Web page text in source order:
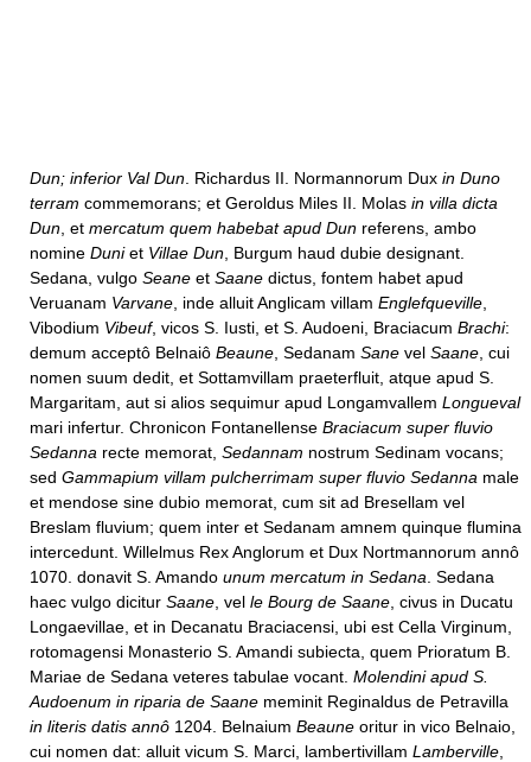
Dun; inferior Val Dun . Richardus II. Normannorum Dux in Duno
terram commemorans; et Geroldus Miles II. Molas in villa dicta
Dun , et mercatum quem habebat apud Dun referens, ambo
nomine Duniet Villae Dun , Burgum haud dubie designant.
Sedana, vulgo Seane et Saane dictus, fontem habet apud
Veruanam Varvane , inde alluit Anglicam villam Englefqueville
Vibodium Vibeuf, vicos S. Iusti, et S. Audoeni, Braciacum Brachi:
demum acceptô Belnaiô Beaune , Sedanam Sane vel Saane , cui
nomen suum dedit, et Sottamvillam praeterfluit, atque apud S.
Margaritam, aut si alios sequimur apud Longamvallem Longueval
mari infertur. Chronicon Fontanellense Braciacum super fluvio
Sedanna recte memorat, Sedannam nostrum Sedinam vocans;
sed Gammapium villam pulcherrimam super fluvio Sedanna male
et mendose sine dubio memorat, cum sit ad Bresellam vel
Breslam fluvium; quem inter et Sedanam amnem quinque flumina
intercedunt. Willelmus Rex Anglorum et Dux Nortmannorum annô
1070. donavit S. Amando unum mercatum in Sedana . Sedana
haec vulgo dicitur Saane , vel le Bourg de Saane , civus in Ducatu
Longaevillae, et in Decanatu Braciacensi, ubi est Cella Virginum,
rotomagensi Monasterio S. Amandi subiecta, quem Prioratum B.
Mariae de Sedana veteres tabulae vocant. Molendini apud S.
Audoenum in riparia de Saane meminit Reginaldus de Petravilla
in literis datis annô 1204. Belnaium Beaune oritur in vico Belnaio,
cui nomen dat: alluit vicum S. Marci, lambertivillam Lamberville